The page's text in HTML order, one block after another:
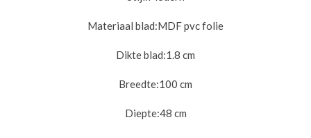
Materiaal blad:MDF pvc folie
Dikte blad:1.8 cm
Breedte:100 cm
Diepte:48 cm